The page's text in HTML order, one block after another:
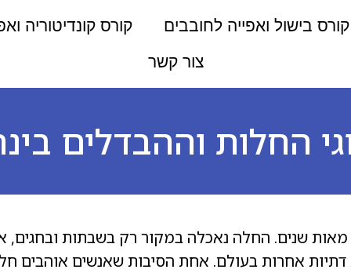
קורס בישול ואפייה לחובבים
קורס קונדיטוריה
צור קשר
החלות וההבדלים
שנים. החלה נאכלה במקור רק בשבתות ובחגים,
דתיות אחרות בעולם. אחת הסיבות שאנשים אוהבים